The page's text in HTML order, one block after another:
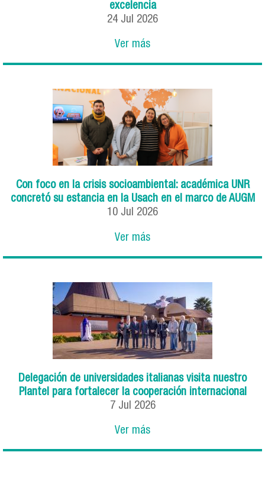
excelencia
24 Jul 2026
Ver más
Con foco en la crisis socioambiental: académica UNR
concretó su estancia en la Usach en el marco de AUGM
10 Jul 2026
Ver más
Delegación de universidades italianas visita nuestro
Plantel para fortalecer la cooperación internacional
7 Jul 2026
Ver más